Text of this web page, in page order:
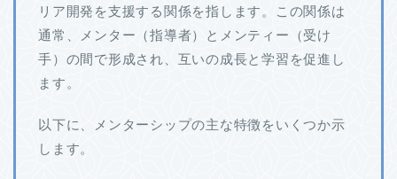
リア開発を支援する関係を指します。この関係は
通常、メンター（指導者）とメンティー（受け
手）の間で形成され、互いの成長と学習を促進し
ます。
以下に、メンターシップの主な特徴をいくつか示
します。